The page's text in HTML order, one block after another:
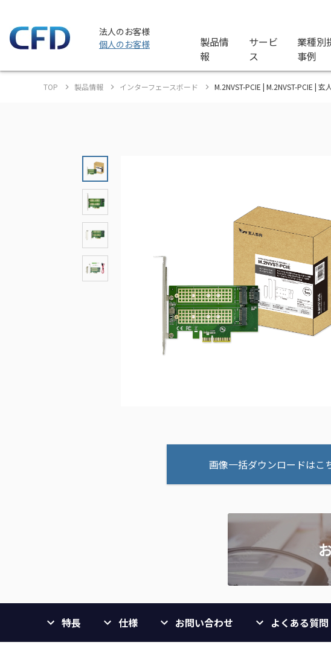
法人のお客様
個人のお客様
製品情
報
サービ
ス
業種別
事例
TOP 製品情報 インターフェースボード M.2NVST-PCIE | M.2NVST-PCIE |
画像一括ダウンロードはこ
特長 仕様 お問い合わせ よくある質問